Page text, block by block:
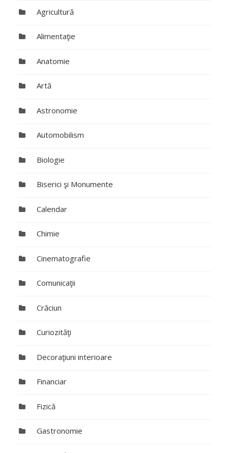
Agricultură
Alimentaţie
Anatomie
Artă
Astronomie
Automobilism
Biologie
Biserici şi Monumente
Calendar
Chimie
Cinematografie
Comunicaţii
Crăciun
Curiozităţi
Decoraţiuni interioare
Financiar
Fizică
Gastronomie